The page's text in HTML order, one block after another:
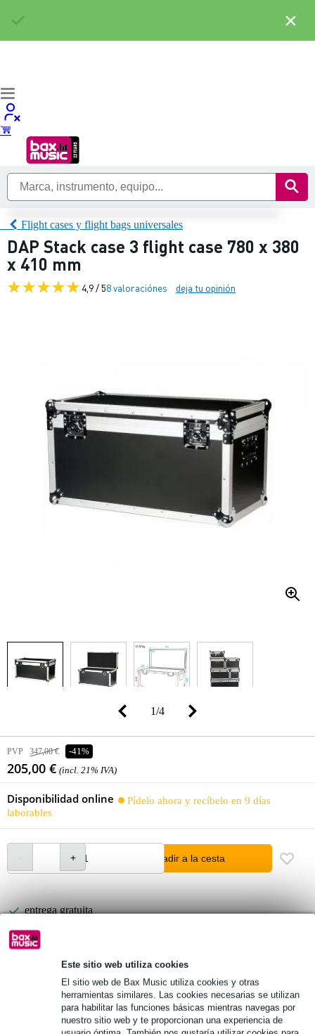
Este sitio web utiliza cookies
El sitio web de Bax Music utiliza cookies y otras
herramientas similares. Las cookies necesarias se utilizan
para habilitar las funciones básicas mientras navegas por
nuestro sitio web y te proporcionan una experiencia de
Flight cases y flight bags universales
DAP Stack case 3 flight case 780 x 380
x 410 mm
4,9 / 58 valoraciónes deja tu opinión
1/4
PVP 347,00 € -41%
205,00 € (incl. 21% IVA)
Disponibilidad online
Pídelo ahora y recíbelo en 9 días
laborables
añadir a la cesta
entrega gratuita
Más de 48.000 artículos en stock
Información del producto
dimensiones (exteriores): 780 x 380 x 410 mm
×